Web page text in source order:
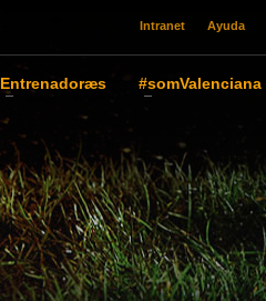
Intranet Ayuda
Entrenadoræs #somValenciana